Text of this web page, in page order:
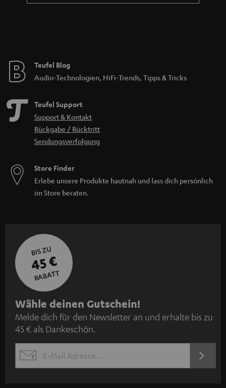
Teufel Blog
Audio-Technologien, HiFi-Trends, Tipps & Tricks
Teufel Support
Support & Kontakt
Rückgabe / Rücktritt
Sendungsverfolgung
Store Finder
Erlebe unsere Produkte hautnah und lass dich persönlich
im Store beraten.
BIS ZU
45 €
RABATT
N
e
w
s
l
Wähle deinen Gutschein!
Melde dich für den Newsletter an und erhalte bis zu
45 € als Dankeschön.
EMAIL
JETZT